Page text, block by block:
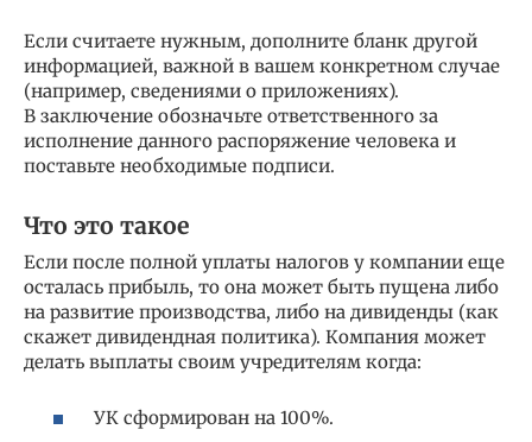
Если считаете нужным, дополните бланк другой
информацией, важной в вашем конкретном случае
(например, сведениями о приложениях).
В заключение обозначьте ответственного за
исполнение данного распоряжение человека и
поставьте необходимые подписи.
Что это такое
Если после полной уплаты налогов у компании еще
осталась прибыль, то она может быть пущена либо
на развитие производства, либо на дивиденды (как
скажет дивидендная политика). Компания может
делать выплаты своим учредителям когда:
УК сформирован на 100%.